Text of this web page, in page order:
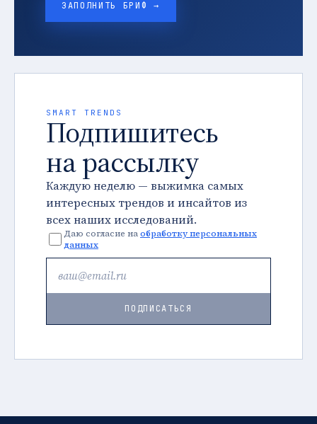
ЗАПОЛНИТЬ БРИФ →
SMART TRENDS
Подпишитесь
на рассылку
Каждую неделю — выжимка самых
интересных трендов и инсайтов из
всех наших исследований.
Даю согласие наобработку персональных
данных
ПОДПИСАТЬСЯ